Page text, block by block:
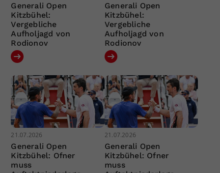
Generali Open
Kitzbühel:
Vergebliche
Aufholjagd von
Rodionov
Generali Open
Kitzbühel:
Vergebliche
Aufholjagd von
Rodionov
21.07.2026
Generali Open
Kitzbühel: Ofner
muss
21.07.2026
Generali Open
Kitzbühel: Ofner
muss